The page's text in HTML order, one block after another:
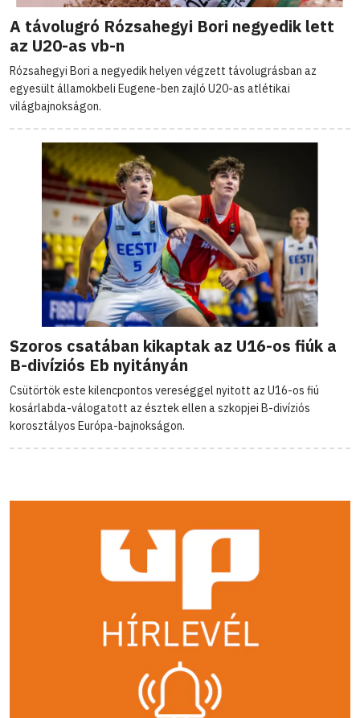
A távolugró Rózsahegyi Bori negyedik lett
az U20-as vb-n
Rózsahegyi Bori a negyedik helyen végzett távolugrásban az
egyesült államokbeli Eugene-ben zajló U20-as atlétikai
világbajnokságon.
Szoros csatában kikaptak az U16-os fiúk a
B-divíziós Eb nyitányán
Csütörtök este kilencpontos vereséggel nyitott az U16-os fiú
kosárlabda-válogatott az észtek ellen a szkopjei B-divíziós
korosztályos Európa-bajnokságon.